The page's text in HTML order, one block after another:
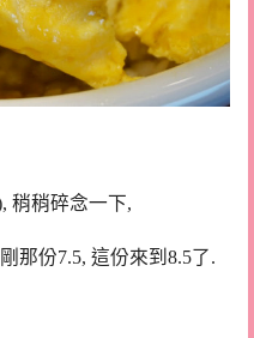
稍稍碎念一下,
那份7.5, 這份來到8.5了.